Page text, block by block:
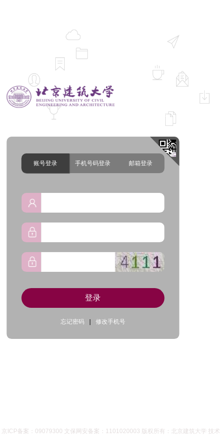
统一身份认证平台
账号登录 手机号码登录 邮箱登录
登录
忘记密码 修改手机号
京ICP备案：09079300 文保网安备案：1101020003 版权所有：北京建筑大学 技术